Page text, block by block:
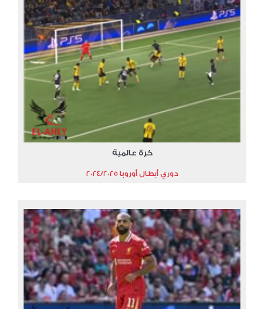
كرة عالمية
دوري أبطال أوروبا 2024/2025